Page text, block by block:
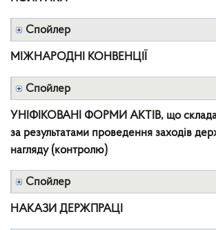
Спойлер
МІЖНАРОДНІ КОНВЕНЦІЇ
Спойлер
УНІФІКОВАНІ ФОРМИ АКТІВ, що
за результатами проведення заходів
нагляду (контролю)
Спойлер
НАКАЗИ ДЕРЖПРАЦІ